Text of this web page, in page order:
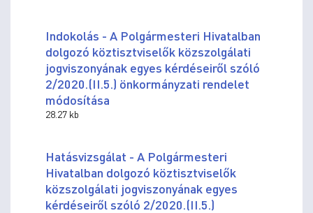
Indokolás - A Polgármesteri Hivatalban
dolgozó köztisztviselők közszolgálati
jogviszonyának egyes kérdéseiről szóló
2/2020.(II.5.) önkormányzati rendelet
módosítása
28.27 kb
Hatásvizsgálat - A Polgármesteri
Hivatalban dolgozó köztisztviselők
közszolgálati jogviszonyának egyes
kérdéseiről szóló 2/2020.(II.5.)